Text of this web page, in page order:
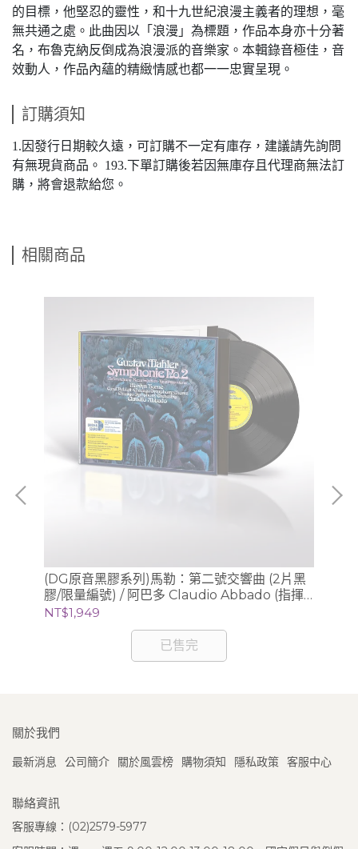
的目標，他堅忍的靈性，和十九世紀浪漫主義者的理想，毫
無共通之處。此曲因以「浪漫」為標題，作品本身亦十分著
名，布魯克納反倒成為浪漫派的音樂家。本輯錄音極佳，音
效動人，作品內蘊的精緻情感也都一一忠實呈現。
訂購須知
1.因發行日期較久遠，可訂購不一定有庫存，建議請先詢問
有無現貨商品。 193.下單訂購後若因無庫存且代理商無法訂
購，將會退款給您。
相關商品
(DG原音黑膠系列)馬勒：第二號交響曲 (2片黑
膠/限量編號) / 阿巴多 Claudio Abbado (指揮)
芝加哥交響樂團
NT$1,949
已售完
關於我們
最新消息 公司簡介 關於風雲榜 購物須知 隱私政策 客服中心
聯絡資訊
客服專線：(02)2579-5977